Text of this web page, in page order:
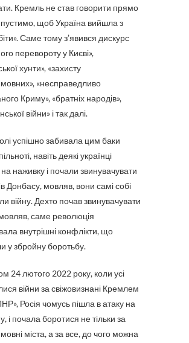
Кремль не став говорити прямо
щоб Україна вийшла з
Саме тому з’явився дискурс
перевороту у Києві»,
хунти», «захисту
«несправедливо
Криму», «братніх народів»,
війни» і так далі.
успішно забивала цим баки
навіть деякі українці
наживку і почали звинувачувати
Донбасу, мовляв, вони самі собі
війну. Дехто почав звинувачувати
саме революція
внутрішні конфлікти, що
у збройну боротьбу.
24 лютого 2022 року, коли усі
війни за свіжовизнані Кремлем
Росія чомусь пішла в атаку на
і почала боротися не тільки за
міста, а за все, до чого можна